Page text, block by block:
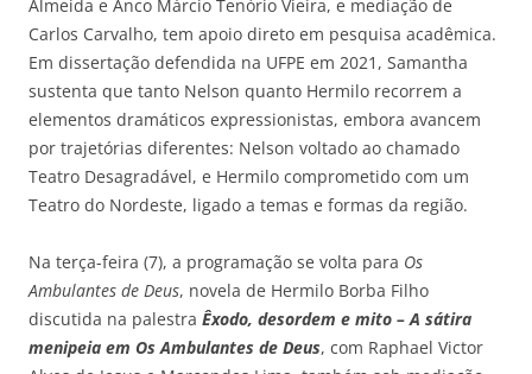
Almeida e Anco Márcio Tenório Vieira, e mediação de
Carlos Carvalho, tem apoio direto em pesquisa acadêmica.
Em dissertação defendida na UFPE em 2021, Samantha
sustenta que tanto Nelson quanto Hermilo recorrem a
elementos dramáticos expressionistas, embora avancem
por trajetórias diferentes: Nelson voltado ao chamado
Teatro Desagradável, e Hermilo comprometido com um
Teatro do Nordeste, ligado a temas e formas da região.
Na terça-feira (7), a programação se volta para Os
Ambulantes de Deus, novela de Hermilo Borba Filho
discutida na palestra Êxodo, desordem e mito – A sátira
menipeia em Os Ambulantes de Deus, com Raphael Victor